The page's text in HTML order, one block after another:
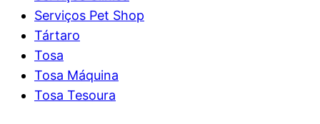
Serviços Pet Shop
Tártaro
Tosa
Tosa Máquina
Tosa Tesoura